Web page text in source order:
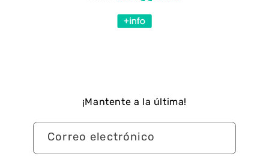
¡Mantente a la última!
Correo electrónico